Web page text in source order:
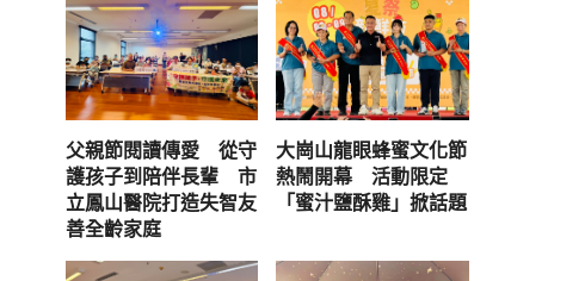
父親節閱讀傳愛 從守
護孩子到陪伴長輩 市
立鳳山醫院打造失智友
善全齡家庭
大崗山龍眼蜂蜜文化節
熱鬧開幕 活動限定
「蜜汁鹽酥雞」掀話題